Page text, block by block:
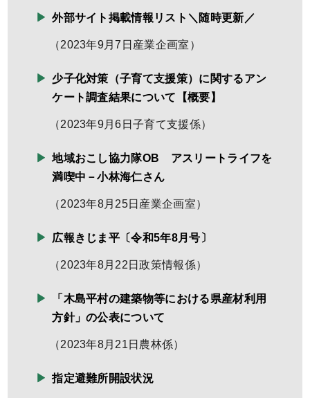
外部サイト掲載情報リスト＼随時更新／
（2023年9月7日 産業企画室 ）
少子化対策（子育て支援策）に関するアン
ケート調査結果について【概要】
（2023年9月6日子育て支援係）
地域おこし協力隊OB アスリートライフを
満喫中－小林海仁さん
（2023年8月25日 産業企画室）
広報きじま平〔令和5年8月号〕
（2023年8月22日政策情報係）
「木島平村の建築物等における県産材利用
方針」の公表について
（2023年8月21日 農林係）
指定避難所開設状況